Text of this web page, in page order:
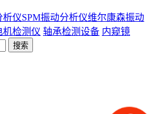
析仪SPM振动分析仪维尔康森振动
机检测仪 轴承检测设备 内窥镜
搜索